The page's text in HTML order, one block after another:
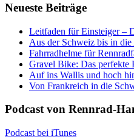
Neueste Beiträge
Leitfaden für Einsteiger –
Aus der Schweiz bis in
Fahrradhelme für
Gravel Bike: Das perfekte
Auf ins Wallis und hoch
Von Frankreich in die
Podcast von Rennrad-
Podcast bei iTunes